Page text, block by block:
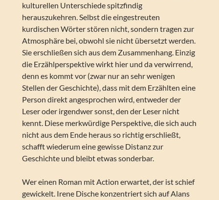
kulturellen Unterschiede spitzfindig
herauszukehren. Selbst die eingestreuten
kurdischen Wörter stören nicht, sondern tragen zur
Atmosphäre bei, obwohl sie nicht übersetzt werden.
Sie erschließen sich aus dem Zusammenhang. Einzig
die Erzählperspektive wirkt hier und da verwirrend,
denn es kommt vor (zwar nur an sehr wenigen
Stellen der Geschichte), dass mit dem Erzählten eine
Person direkt angesprochen wird, entweder der
Leser oder irgendwer sonst, den der Leser nicht
kennt. Diese merkwürdige Perspektive, die sich auch
nicht aus dem Ende heraus so richtig erschließt,
schafft wiederum eine gewisse Distanz zur
Geschichte und bleibt etwas sonderbar.
Wer einen Roman mit Action erwartet, der ist schief
gewickelt. Irene Dische konzentriert sich auf Alans